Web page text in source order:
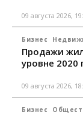
09 августа 2026,
Бизнес
Продажи
уровне 2020
09 августа 2026,
Бизнес